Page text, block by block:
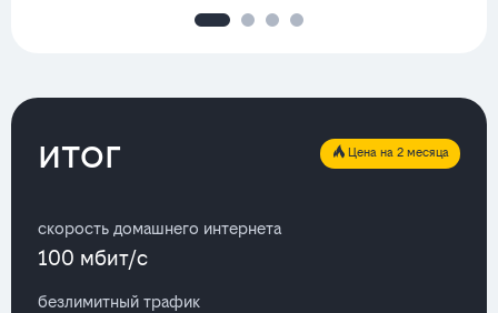
итог Цена на 2 месяца
скорость домашнего интернета
100 мбит/с
безлимитный трафик